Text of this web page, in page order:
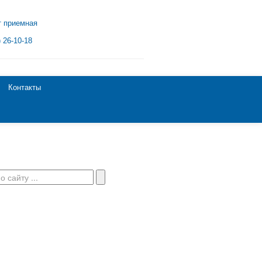
приемная
26-10-18
Контакты